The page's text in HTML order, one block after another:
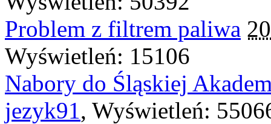
Problem z filtrem paliwa
Wyświetleń: 15106
Nabory do Śląskiej
jezyk91, Wyświetleń: